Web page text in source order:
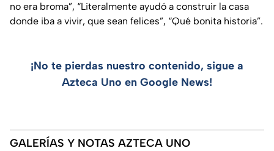
no era broma”, “Literalmente ayudó a construir la casa
donde iba a vivir, que sean felices”, “Qué bonita historia”.
¡No te pierdas nuestro contenido, sigue a
Azteca Uno en Google News!
GALERÍAS Y NOTAS AZTECA UNO